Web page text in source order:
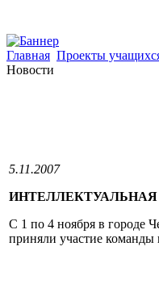
Главная Проекты
Новости
5.11.2007
ИНТЕЛЛЕКТУАЛЬНАЯ
С 1 по 4 ноября в городе
приняли участие команды